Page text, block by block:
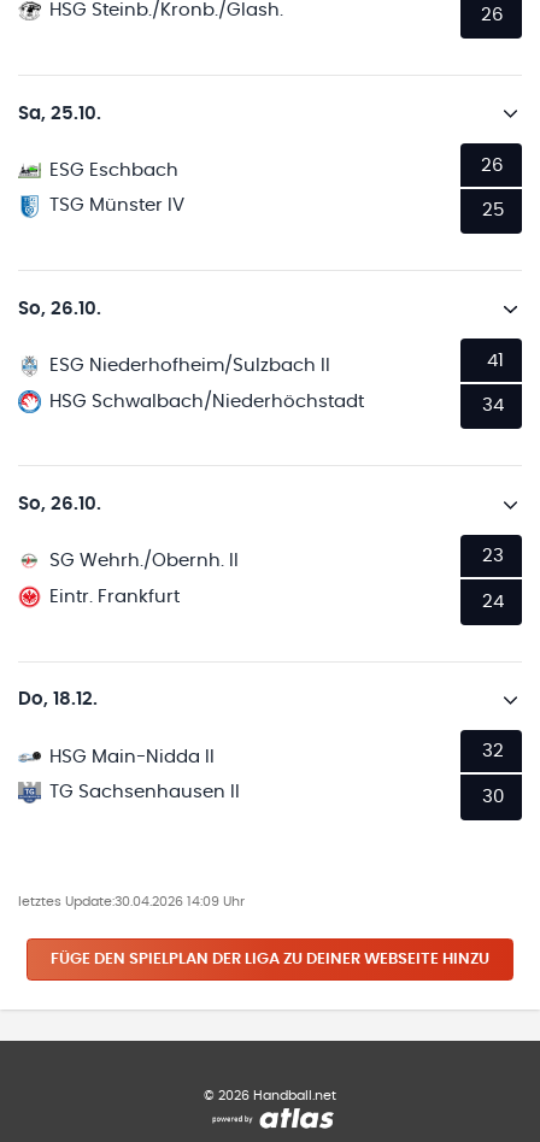
HSG Steinb./Kronb./Glash.
26
Sa, 25.10.
ESG Eschbach
TSG Münster IV
26
25
So, 26.10.
ESG Niederhofheim/Sulzbach II
HSG Schwalbach/Niederhöchstadt
41
34
So, 26.10.
SG Wehrh./Obernh. II
Eintr. Frankfurt
23
24
Do, 18.12.
HSG Main-Nidda II
TG Sachsenhausen II
32
30
letztes Update:30.04.2026 14:09 Uhr
FÜGE DEN SPIELPLAN DER LIGA ZU DEINER WEBSEITE HINZU
© 2026 Handball.net